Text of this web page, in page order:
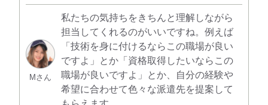
Mさん
私たちの気持ちをきちんと理解しながら
担当してくれるのがいいですね。例えば
「技術を身に付けるならこの職場が良い
ですよ」とか「資格取得したいならこの
職場が良いですよ」とか、自分の経験や
希望に合わせて色々な派遣先を提案して